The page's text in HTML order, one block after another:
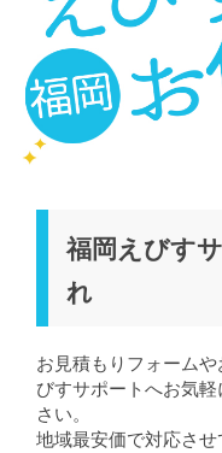
福岡えびす
れ
お見積もりフォームや
びすサポートへお気
さい。
地域最安価で対応さ